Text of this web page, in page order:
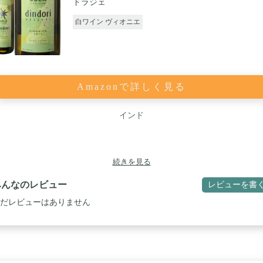
ドラジェ
白ワイン ヴィオニエ
Amazonで詳しく見る
インド
続きを見る
なのレビュー レビューを書
レビューはありません